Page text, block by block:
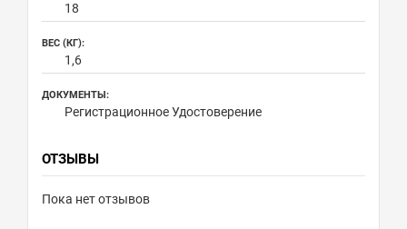
18
ВЕС (КГ):
1,6
ДОКУМЕНТЫ:
Регистрационное Удостоверение
ОТЗЫВЫ
Пока нет отзывов